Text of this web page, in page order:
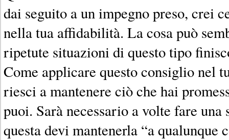
dai seguito a un impegno preso, crei
nella tua affidabilità. La cosa può
ripetute situazioni di questo tipo
Come applicare questo consiglio nel
riesci a mantenere ciò che hai
puoi. Sarà necessario a volte fare una
questa devi mantenerla “a qualunque